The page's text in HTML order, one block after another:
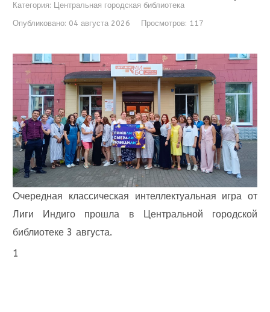
Категория: Центральная городская библиотека
Опубликовано: 04 августа 2026
Просмотров: 117
Очередная классическая интеллектуальная игра от
Лиги Индиго прошла в Центральной городской
библиотеке 3 августа.
1